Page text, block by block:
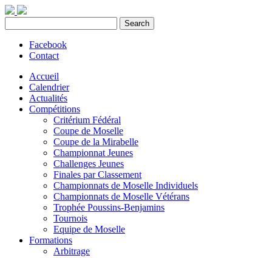
Facebook
Contact
Accueil
Calendrier
Actualités
Compétitions
Critérium Fédéral
Coupe de Moselle
Coupe de la Mirabelle
Championnat Jeunes
Challenges Jeunes
Finales par Classement
Championnats de Moselle Individuels
Championnats de Moselle Vétérans
Trophée Poussins-Benjamins
Tournois
Equipe de Moselle
Formations
Arbitrage